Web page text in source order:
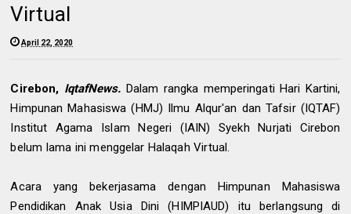
Virtual
April 22, 2020
Cirebon, IqtafNews. Dalam rangka memperingati Hari Kartini,
Himpunan Mahasiswa (HMJ) Ilmu Alqur'an dan Tafsir (IQTAF)
Institut Agama Islam Negeri (IAIN) Syekh Nurjati Cirebon
belum lama ini menggelar Halaqah Virtual.
Acara yang bekerjasama dengan Himpunan Mahasiswa
Pendidikan Anak Usia Dini (HIMPIAUD) itu berlangsung di